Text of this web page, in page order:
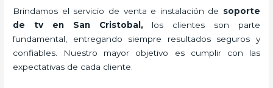
Brindamos el servicio de venta e instalación de soporte
de tv en San Cristobal, los clientes son parte
fundamental, entregando siempre resultados seguros y
confiables. Nuestro mayor objetivo es cumplir con las
expectativas de cada cliente.